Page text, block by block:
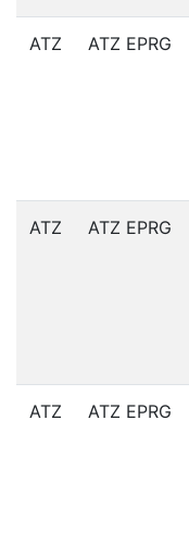
ATZ ATZ EPRG
ATZ ATZ EPRG
ATZ ATZ EPRG